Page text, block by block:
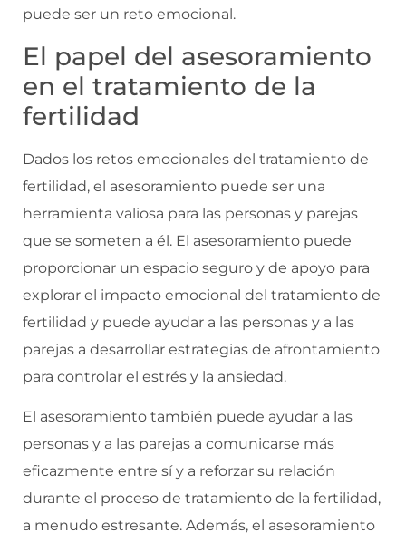
puede ser un reto emocional.
El papel del asesoramiento
en el tratamiento de la
fertilidad
Dados los retos emocionales del tratamiento de
fertilidad, el asesoramiento puede ser una
herramienta valiosa para las personas y parejas
que se someten a él. El asesoramiento puede
proporcionar un espacio seguro y de apoyo para
explorar el impacto emocional del tratamiento de
fertilidad y puede ayudar a las personas y a las
parejas a desarrollar estrategias de afrontamiento
para controlar el estrés y la ansiedad.
El asesoramiento también puede ayudar a las
personas y a las parejas a comunicarse más
eficazmente entre sí y a reforzar su relación
durante el proceso de tratamiento de la fertilidad,
a menudo estresante. Además, el asesoramiento